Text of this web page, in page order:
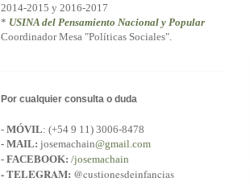
2014-2015 y 2016-2017
* USINA del Pensamiento Nacional y Popular
Coordinador Mesa "Políticas Sociales".
Por cualquier consulta o duda
- MÓVIL: (+54 9 11) 3006-8478
- MAIL: josemachain@gmail.com
- FACEBOOK: /josemachain
- TELEGRAM: @custionesdeinfancias